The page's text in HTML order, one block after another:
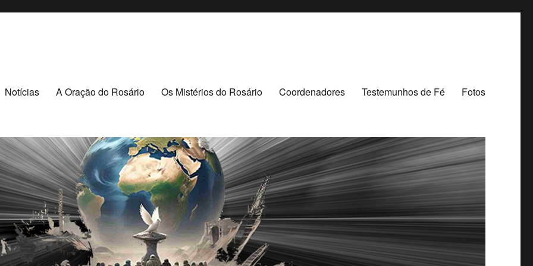
Notícias A Oração do Rosário Os Mistérios do Rosário Coordenadores Testemunhos de Fé Fotos